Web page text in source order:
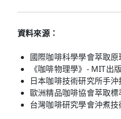
資料來源：
國際咖啡科學學會萃取原
《咖啡物理學》- MIT出
日本咖啡技術研究所手
歐洲精品咖啡協會萃取
台灣咖啡研究學會沖煮